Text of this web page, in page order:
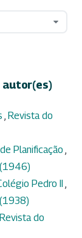
autor(es)
, Revista do
Planificação ,
(1946)
Pedro II ,
Revista do